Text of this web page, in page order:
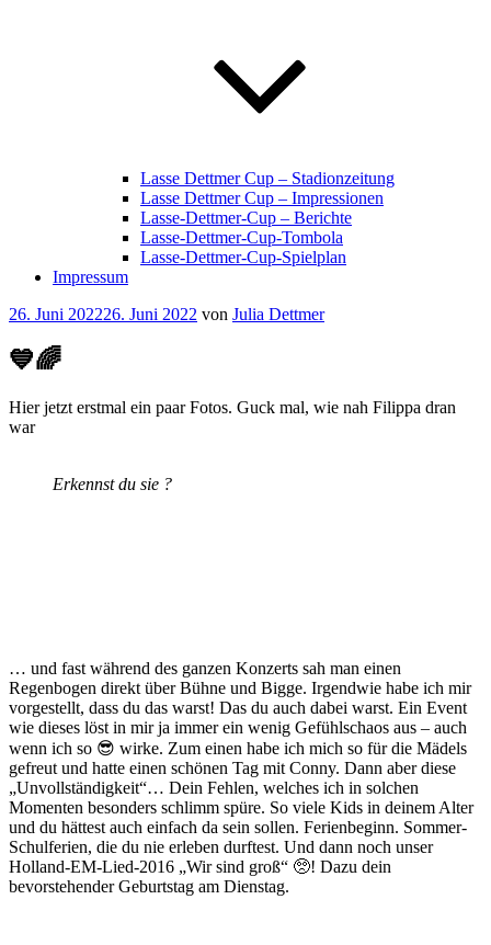
Lasse Dettmer Cup – Stadionzeitung
Lasse Dettmer Cup – Impressionen
Lasse-Dettmer-Cup – Berichte
Lasse-Dettmer-Cup-Tombola
Lasse-Dettmer-Cup-Spielplan
Impressum
Veröffentlicht
26. Juni 202226. Juni 2022 von Julia Dettmer
💙🌈
Hier jetzt erstmal ein paar Fotos. Guck mal, wie nah Filippa dran
war
Erkennst du sie ?
… und fast während des ganzen Konzerts sah man einen
Regenbogen direkt über Bühne und Bigge. Irgendwie habe ich mir
vorgestellt, dass du das warst! Das du auch dabei warst. Ein Event
wie dieses löst in mir ja immer ein wenig Gefühlschaos aus – auch
wenn ich so 😎 wirke. Zum einen habe ich mich so für die Mädels
gefreut und hatte einen schönen Tag mit Conny. Dann aber diese
„Unvollständigkeit“… Dein Fehlen, welches ich in solchen
Momenten besonders schlimm spüre. So viele Kids in deinem Alter
und du hättest auch einfach da sein sollen. Ferienbeginn. Sommer-
Schulferien, die du nie erleben durftest. Und dann noch unser
Holland-EM-Lied-2016 „Wir sind groß“ 🥺! Dazu dein
bevorstehender Geburtstag am Dienstag.